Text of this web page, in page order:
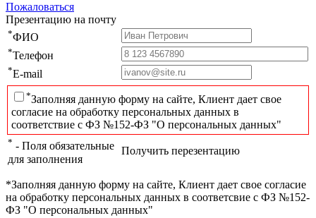
Пожаловаться
Презентацию на почту
*ФИО
*Телефон
*E-mail
*Заполняя данную форму на сайте, Клиент дает свое
согласие на обработку персональных данных в
соответствие с ФЗ №152-ФЗ "О персональных данных"
* - Поля обязательные
для заполнения
Получить перезентацию
*Заполняя данную форму на сайте, Клиент дает свое согласие
на обработку персональных данных в соответсвие с ФЗ №152-
ФЗ "О персональных данных"